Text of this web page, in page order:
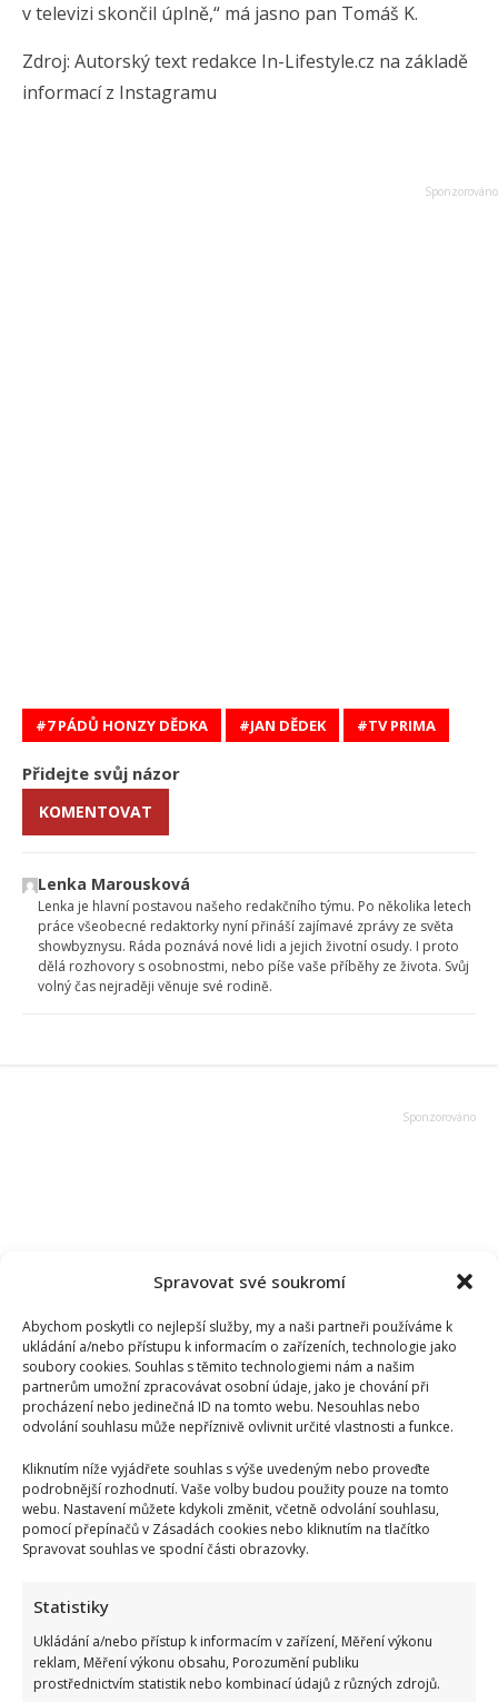
Spravovat své soukromí
Abychom poskytli co nejlepší služby, my a naši partneři používáme k
ukládání a/nebo přístupu k informacím o zařízeních, technologie jako
soubory cookies. Souhlas s těmito technologiemi nám a našim
partnerům umožní zpracovávat osobní údaje, jako je chování při
procházení nebo jedinečná ID na tomto webu. Nesouhlas nebo
odvolání souhlasu může nepříznivě ovlivnit určité vlastnosti a funkce.
Kliknutím níže vyjádřete souhlas s výše uvedeným nebo proveďte
podrobnější rozhodnutí. Vaše volby budou použity pouze na tomto
webu. Nastavení můžete kdykoli změnit, včetně odvolání souhlasu,
pomocí přepínačů v Zásadách cookies nebo kliknutím na tlačítko
Spravovat souhlas ve spodní části obrazovky.
Statistiky
Ukládání a/nebo přístup k informacím v zařízení, Měření výkonu
reklam, Měření výkonu obsahu, Porozumění publiku
prostřednictvím statistik nebo kombinací údajů z různých zdrojů.
v televizi skončil úplně,“ má jasno pan Tomáš K.
Zdroj: Autorský text redakce In-Lifestyle.cz na základě
informací z Instagramu
7 PÁDŮ HONZY DĚDKA JAN DĚDEK TV PRIMA
Přidejte svůj názor
KOMENTOVAT
Lenka Marousková
Lenka je hlavní postavou našeho redakčního týmu. Po několika letech
práce všeobecné redaktorky nyní přináší zajímavé zprávy ze světa
showbyznysu. Ráda poznává nové lidi a jejich životní osudy. I proto
dělá rozhovory s osobnostmi, nebo píše vaše příběhy ze života. Svůj
volný čas nejraději věnuje své rodině.